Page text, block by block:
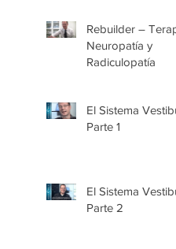
Rebuilder –
Neuropatía y
Radiculopatía
El Sistema
Parte 1
El Sistema
Parte 2